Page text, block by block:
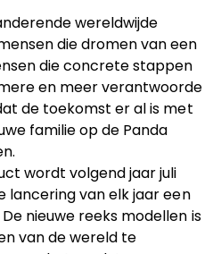
wereldwijde
die dromen van een
die concrete stappen
en meer verantwoorde
de toekomst er al is met
familie op de Panda
wordt volgend jaar juli
lancering van elk jaar een
nieuwe reeks modellen is
van de wereld te